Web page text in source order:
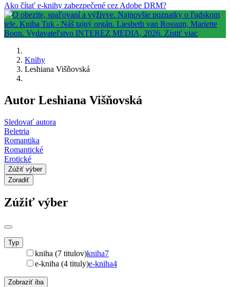
Ako čítať e-knihy zabezpečené cez Adobe DRM?
Knihy
Leshiana Višňovská
Autor Leshiana Višňovská
Sledovať autora
Beletria
Romantika
Romantické
Erotické
Zúžiť výber
Zoradiť
Zúžiť výber
Typ
kniha (7 titulov)kniha7
e-kniha (4 tituly)e-kniha4
Zobraziť iba